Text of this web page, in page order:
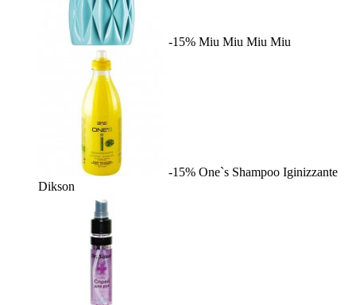
-15% Miu Miu Miu Miu
-15% One`s Shampoo Iginizzante
Dikson